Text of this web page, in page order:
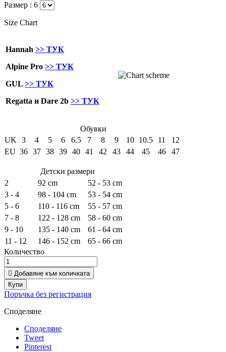
Размер : 6
Size Chart
Hannah >> ТУК
Alpine Pro >> ТУК
GUL >> ТУК
Regatta и Dare 2b >> ТУК
Обувки
UK
3 4 5 6 6.5 7 8 9 10 10.5 11
12
EU 36 37 38 39 40 41 42 43 44 45 46 47
Детски размери
2
92 cm
52 - 53 cm
3 - 4
98 - 104 cm
53 - 54 cm
5 - 6
110 - 116 cm
55 - 57 cm
7 - 8
122 - 128 cm
58 - 60 cm
9 - 10
135 - 140 cm
61 - 64 cm
11 - 12
146 - 152 cm
65 - 66 cm
Количество
 Добавяне към количката
Купи
Поръчка без регистрация
Споделяне
Споделяне
Tweet
Pinterest